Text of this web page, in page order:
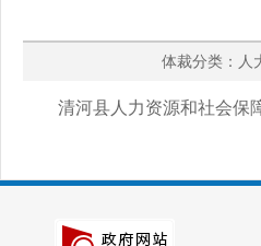
体裁分类：
清河县人力资源和社会保